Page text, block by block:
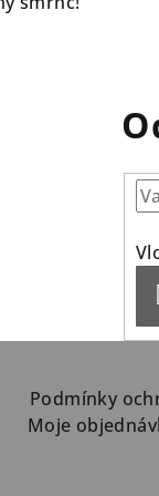
Podmínky
Moje